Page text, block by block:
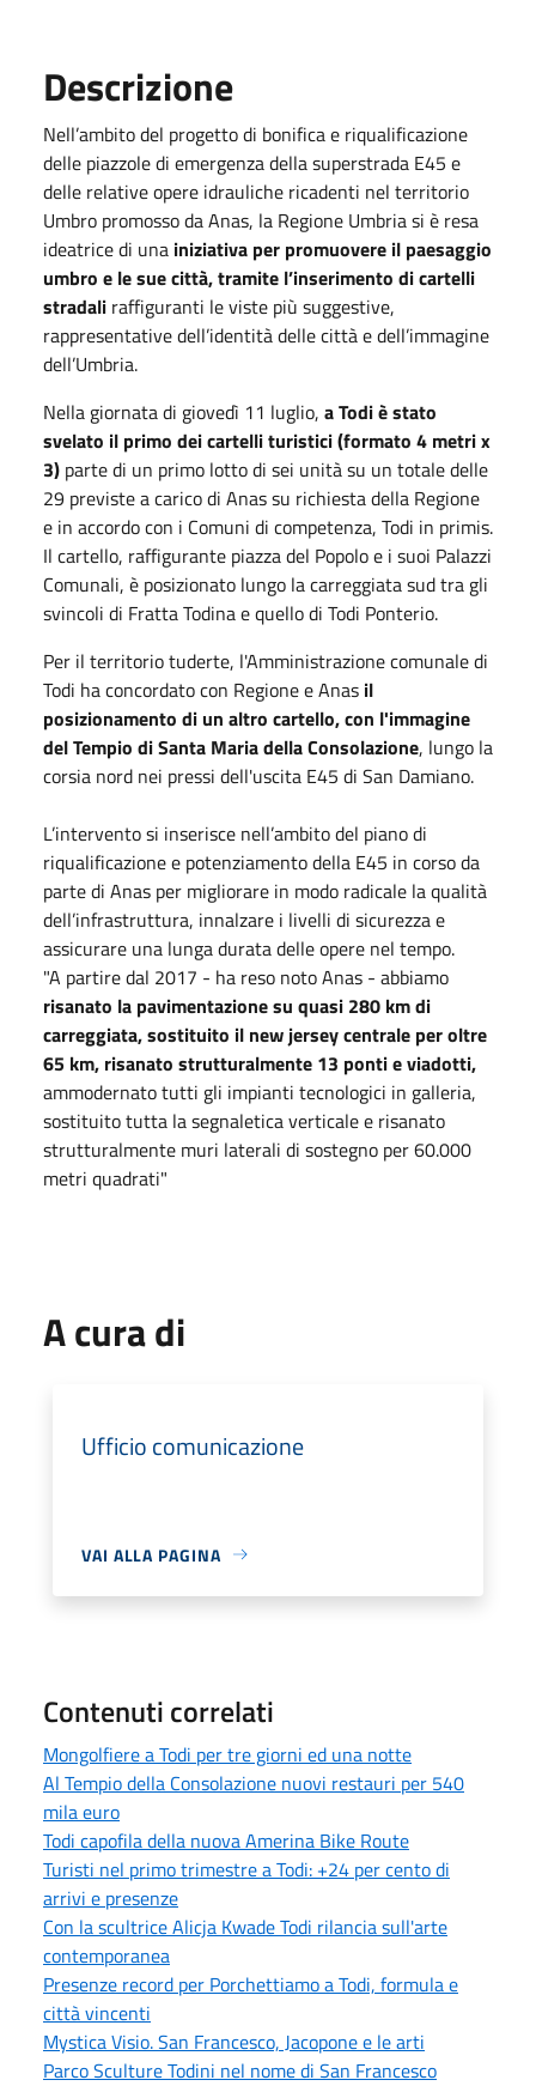
Descrizione
Nell’ambito del progetto di bonifica e riqualificazione
delle piazzole di emergenza della superstrada E45 e
delle relative opere idrauliche ricadenti nel territorio
Umbro promosso da Anas, la Regione Umbria si è resa
ideatrice di una iniziativa per promuovere il paesaggio
umbro e le sue città, tramite l’inserimento di cartelli
stradali raffiguranti le viste più suggestive,
rappresentative dell’identità delle città e dell’immagine
dell’Umbria.
Nella giornata di giovedì 11 luglio, a Todi è stato
svelato il primo dei cartelli turistici (formato 4 metri x
3) parte di un primo lotto di sei unità su un totale delle
29 previste a carico di Anas su richiesta della Regione
e in accordo con i Comuni di competenza, Todi in primis.
Il cartello, raffigurante piazza del Popolo e i suoi Palazzi
Comunali, è posizionato lungo la carreggiata sud tra gli
svincoli di Fratta Todina e quello di Todi Ponterio.
Per il territorio tuderte, l'Amministrazione comunale di
Todi ha concordato con Regione e Anas il
posizionamento di un altro cartello, con l'immagine
del Tempio di Santa Maria della Consolazione, lungo la
corsia nord nei pressi dell'uscita E45 di San Damiano.
L’intervento si inserisce nell’ambito del piano di
riqualificazione e potenziamento della E45 in corso da
parte di Anas per migliorare in modo radicale la qualità
dell’infrastruttura, innalzare i livelli di sicurezza e
assicurare una lunga durata delle opere nel tempo.
"A partire dal 2017 - ha reso noto Anas - abbiamo
risanato la pavimentazione su quasi 280 km di
carreggiata, sostituito il new jersey centrale per oltre
65 km, risanato strutturalmente 13 ponti e viadotti,
ammodernato tutti gli impianti tecnologici in galleria,
sostituito tutta la segnaletica verticale e risanato
strutturalmente muri laterali di sostegno per 60.000
metri quadrati"
A cura di
Ufficio comunicazione
VAI ALLA PAGINA
Contenuti correlati
Mongolfiere a Todi per tre giorni ed una notte
Al Tempio della Consolazione nuovi restauri per 540
mila euro
Todi capofila della nuova Amerina Bike Route
Turisti nel primo trimestre a Todi: +24 per cento di
arrivi e presenze
Con la scultrice Alicja Kwade Todi rilancia sull'arte
contemporanea
Presenze record per Porchettiamo a Todi, formula e
città vincenti
Mystica Visio. San Francesco, Jacopone e le arti
Parco Sculture Todini nel nome di San Francesco